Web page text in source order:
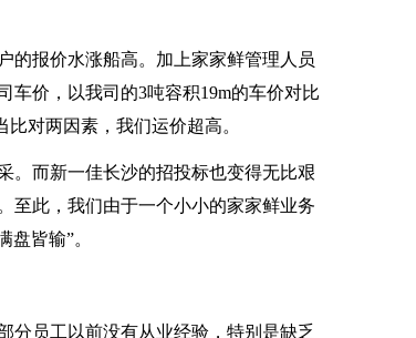
的报价水涨船高。加上家家鲜管理人员
车价，以我司的3吨容积19m的车价对比
对两因素，我们运价超高。
。而新一佳长沙的招投标也变得无比艰
至此，我们由于一个小小的家家鲜业务
皆输”。
分员工以前没有从业经验，特别是缺乏